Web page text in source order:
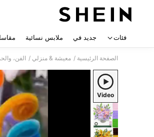
فئات جديد في ملابس نسائية
الصفحة الرئيسية / معيشة & منزلي / الفن،
Video